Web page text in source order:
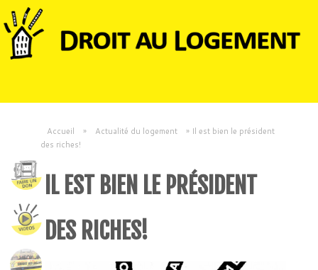
Accueil » Actualité du logement » Il est bien le président
des riches!
IL EST BIEN LE PRÉSIDENT
DES RICHES!